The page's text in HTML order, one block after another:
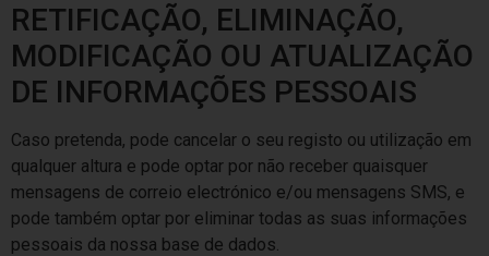
RETIFICAÇÃO, ELIMINAÇÃO,
MODIFICAÇÃO OU ATUALIZAÇÃO
DE INFORMAÇÕES PESSOAIS
Caso pretenda, pode cancelar o seu registo ou utilização em
qualquer altura e pode optar por não receber quaisquer
mensagens de correio electrónico e/ou mensagens SMS, e
pode também optar por eliminar todas as suas informações
pessoais da nossa base de dados.